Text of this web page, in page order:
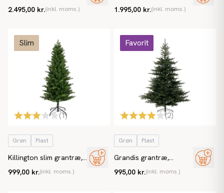
EN71 kunstigt juletræ
2.495,00 kr.(inkl. moms.)
juletræ
1.995,00 kr.(inkl. moms.)
Slim
(1)
Grøn Plast
Killington slim grantræ,
kunstigt juletræ
999,00 kr.(inkl. moms.)
Favorit
(2)
Grøn Plast
Grandis grantræ,
kunstigt juletræ
995,00 kr.(inkl. moms.)